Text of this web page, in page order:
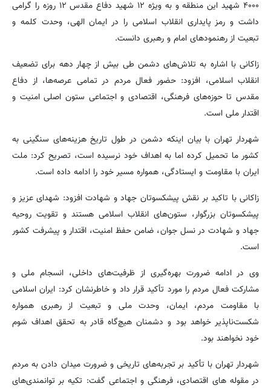
۴۰۰۰ شهید این منطقه و به ویژه ۱۲ شهید دفاع مقدس ۱۲ روزه را گرامی
داشت و رمز پایداری انقلاب اسلامی را در ایمان الهی، وحدت کلمه و
تبعیت از رهنمودهای امام و رهبری دانست.
زاکانی با اشاره به تلاش‌های دشمن طی بیش از چهار دهه برای تضعیف
انقلاب اسلامی، افزود: حضور فعال مردم در تمامی عرصه‌ها، از دفاع
مقدس تا حوزه‌های فرهنگی، اقتصادی و اجتماعی ستون‌ اصلی امنیت و
اقتدار ملی است.
شهردار تهران با بیان اینکه دشمن در طول تاریخ هزینه‌های سنگینی به
کشور ما تحمیل کرده اما به اهداف خود نرسیده است، تصریح کرد: ملت
ایران با مقاومت و ایستادگی، همواره مسیر خود را ادامه داده است.
زاکانی با تاکید بر نقش پیشکسوتان جهاد و شهادت افزود: شهدای عزیز و
پیشکسوتان بزرگوار، ستون‌های انقلاب اسلامی هستند و تقویت روحیه
جهاد و شهادت در نسل جوان، ضامن حفظ امنیت، اقتدار و پیشرفت کشور
است.
وی در ادامه ضرورت بهره‌گیری از ظرفیت‌های داخلی، انسجام ملی و
مشارکت فعال مردم را مورد تأکید قرار داد و خاطرنشان کرد: ایران اسلامی
با مقاومت مردم، ایمان، وحدت ملی و تبعیت از رهبری همواره
شکست‌ناپذیر خواهد بود و دشمنان هیچ‌گاه قادر به تحقق اهداف شوم
خود نخواهند بود.
شهردار تهران با تأکید بر تجربه‌های تاریخی و ضرورت میدان دادن به مردم
در مقوله های اقتصادی، فرهنگی و اجتماعی گفت: تکیه بر توانمندی‌های